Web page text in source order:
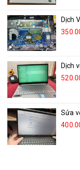
Dịch
Dịch
Sửa